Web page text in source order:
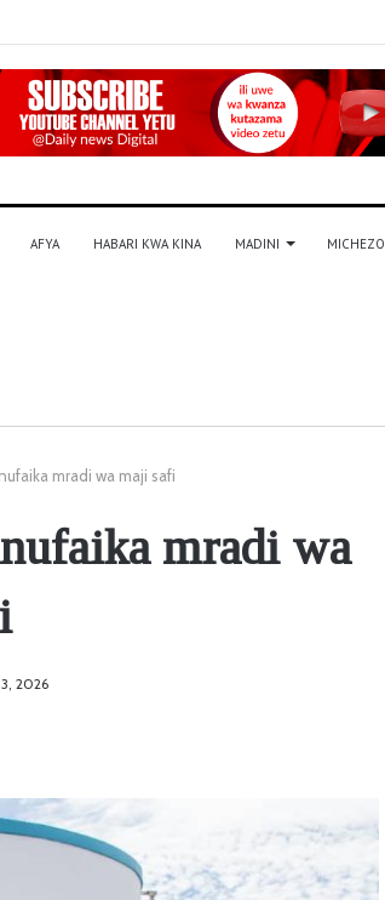
AFYA HABARI KWA KINA MADINI MICHEZO
mradi wa maji safi
mradi wa
2026